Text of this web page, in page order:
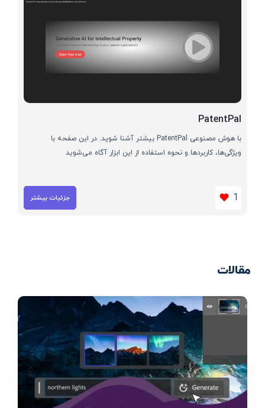
PatentPal
با هوش مصنوعی PatentPal بیشتر آشنا شوید. در این صفحه با
ویژگی‌ها، کاربردها و نحوه استفاده از این ابزار آگاه می‌شوید
1 جزئیات بیشتر
مقالات